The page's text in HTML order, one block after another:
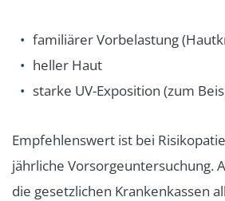
familiärer Vorbelastung
heller Haut
starke UV-Exposition (zum
Empfehlenswert ist bei
jährliche Vorsorgeuntersuchung.
die gesetzlichen Krankenkassen